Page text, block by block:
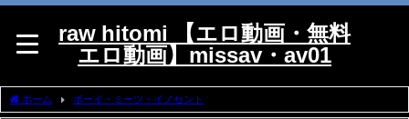
raw hitomi 【エロ動画・無料
エロ動画】missav・av01
ホーム ボーイ・ミーツ・イノセント